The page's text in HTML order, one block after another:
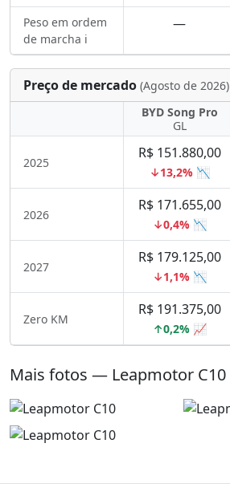
Peso em ordem
de marcha ℹ️
—
Preço de mercado (Agosto de 2026)
BYD Song Pro
GL
2025
R$ 151.880,00
↓13,2% 📉
2026
R$ 171.655,00
↓0,4% 📉
2027
R$ 179.125,00
↓1,1% 📉
Zero KM
R$ 191.375,00
↑0,2% 📈
Mais fotos — Leapmotor C10